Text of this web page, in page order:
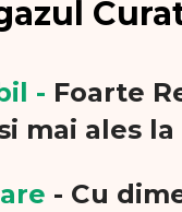
- Foarte
mai ales la
- Cu